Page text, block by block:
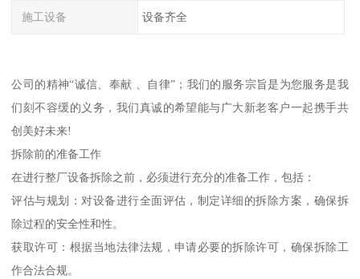
施工设备 设备齐全
公司的精神“诚信、奉献 、自律”；我们的服务宗旨是为您服务是我
们刻不容缓的义务，我们真诚的希望能与广大新老客户一起携手共
创美好未来!
拆除前的准备工作
在进行整厂设备拆除之前，必须进行充分的准备工作，包括：
评估与规划：对设备进行全面评估，制定详细的拆除方案，确保拆
除过程的安全性和性。
获取许可：根据当地法律法规，申请必要的拆除许可，确保拆除工
作合法合规。